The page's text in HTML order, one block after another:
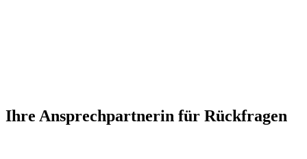
Ihre Ansprechpartnerin für Rückfragen